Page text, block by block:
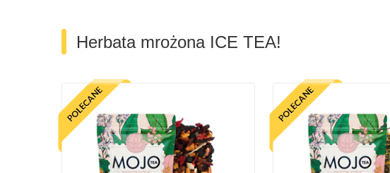
Herbata mrożona ICE TEA!